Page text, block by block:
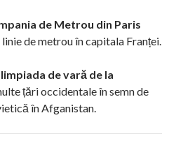
de Metrou din Paris
de metrou în capitala Franței.
de vară de la
țări occidentale în semn de
în Afganistan.